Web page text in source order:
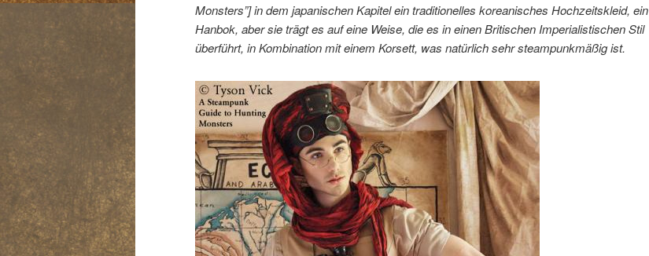
Monsters”] in dem japanischen Kapitel ein traditionelles koreanisches Hochzeitskleid, ein
Hanbok, aber sie trägt es auf eine Weise, die es in einen Britischen Imperialistischen Stil
überführt, in Kombination mit einem Korsett, was natürlich sehr steampunkmäßig ist.